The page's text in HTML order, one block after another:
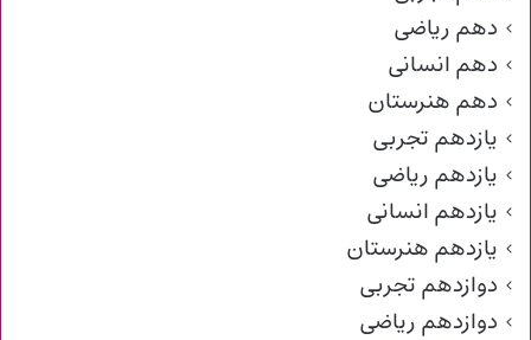
دهم ریاضی
دهم انسانی
دهم هنرستان
یازدهم تجربی
یازدهم ریاضی
یازدهم انسانی
یازدهم هنرستان
دوازدهم تجربی
دوازدهم ریاضی